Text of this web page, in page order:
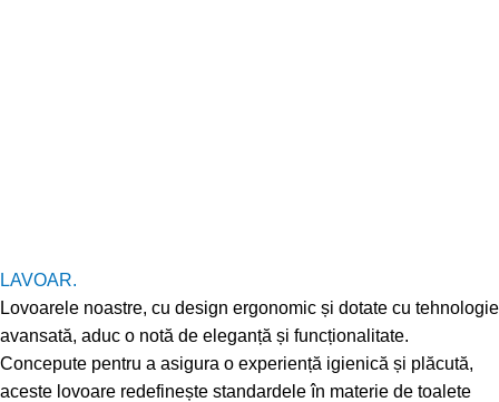
LAVOAR.
Lovoarele noastre, cu design ergonomic și dotate cu tehnologie
avansată, aduc o notă de eleganță și funcționalitate.
Concepute pentru a asigura o experiență igienică și plăcută,
aceste lovoare redefinește standardele în materie de toalete